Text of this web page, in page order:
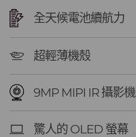
a
g
o
n
全天候電池續航力
超輕薄機殼
9MP MIPI IR 攝影機
驚人的 OLED 螢幕